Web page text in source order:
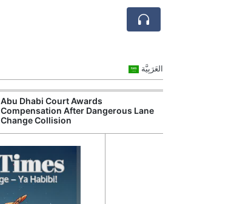
العَرَبِيَّة
Abu Dhabi Court Awards
Compensation After Dangerous Lane
Change Collision